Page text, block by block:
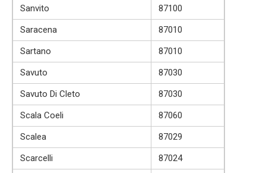
Sanvito
87100
Saracena
87010
Sartano
87010
Savuto
87030
Savuto Di Cleto
87030
Scala Coeli
87060
Scalea
87029
Scarcelli
87024